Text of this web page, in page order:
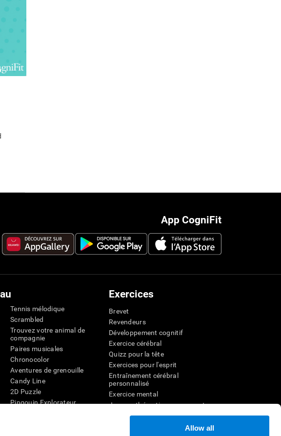
Allow all
App CogniFit
Tennis mélodique
Scrambled
Trouvez votre animal de
compagnie
Paires musicales
Chronocolor
Aventures de grenouille
Candy Line
2D Puzzle
Pingouin Explorateur
Exercices
Brevet
Revendeurs
Développement cognitif
Exercice cérébral
Quizz pour la tête
Exercices pour l'esprit
Entraînement cérébral
personnalisé
Exercice mental
Jeux mathématiques amusants
Compréhension de lecture